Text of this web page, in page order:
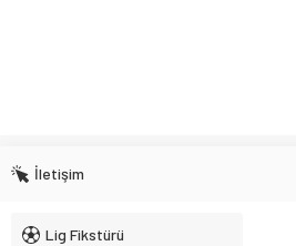
İletişim
Lig Fikstürü